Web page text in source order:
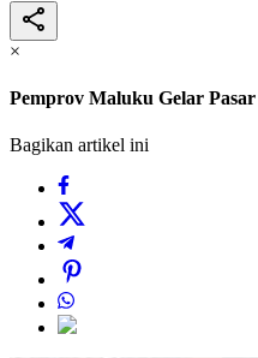
×
Pemprov Maluku Gelar
Bagikan artikel ini